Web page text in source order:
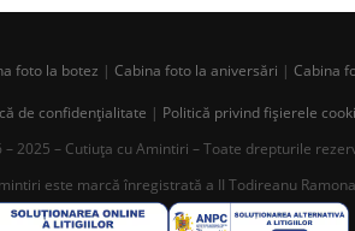
foto la botez | Cabina foto la aniversări | Cabina
de confidențialitate | Politică privind fișierele
2025 – Cutiuța cu Amintiri – Toate drepturile
este marcă înregistrată a II Todireanu